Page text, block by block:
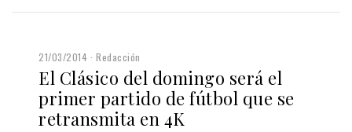
21/03/2014 Redacción
El Clásico del domingo será el
primer partido de fútbol que se
retransmita en 4K